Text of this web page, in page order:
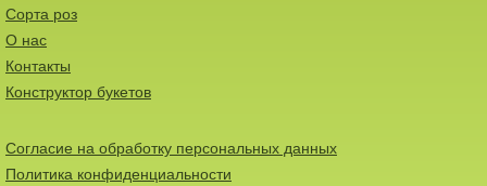
Сорта роз
О нас
Контакты
Конструктор букетов
Согласие на обработку персональных данных
Политика конфиденциальности